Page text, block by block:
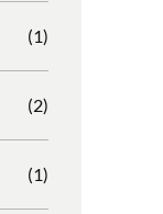
(1)
(2)
(1)